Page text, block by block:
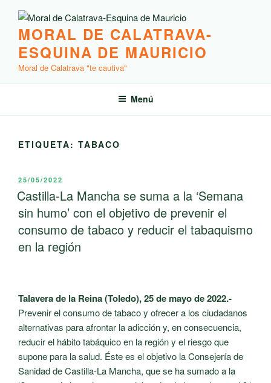
contenidoMORAL DE CALATRAVA-
ESQUINA DE MAURICIO
Moral de Calatrava "te cautiva"
Menú
ETIQUETA: TABACO
PUBLICADO
EL
25/05/2022
Castilla-La Mancha se suma a la ‘Semana
sin humo’ con el objetivo de prevenir el
consumo de tabaco y reducir el tabaquismo
en la región
Talavera de la Reina (Toledo), 25 de mayo de 2022.-
Prevenir el consumo de tabaco y ofrecer a los ciudadanos
alternativas para afrontar la adicción y, en consecuencia,
reducir el hábito tabáquico en la región y el riesgo que
supone para la salud. Éste es el objetivo la Consejería de
Sanidad de Castilla-La Mancha, que se ha sumado a la